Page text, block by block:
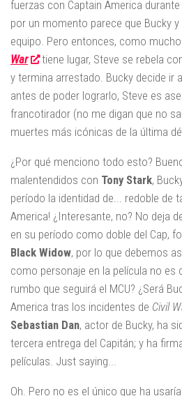
fuerzas con Captain America
por un momento parece que Bucky
equipo. Pero entonces, como
War
tiene lugar, Steve se rebela
y termina arrestado. Bucky decide ir
antes de poder lograrlo, Steve es
francotirador (no me digan que no
muertes más icónicas de la última
¿Por qué menciono todo esto?
malentendidos con Tony Stark,
período la identidad de... redoble de
America! ¿Interesante, no? No deja
en su período como doble del Cap,
Black Widow, por lo que debemos
como personaje en la película no es
rumbo que seguirá el MCU? ¿Será
America tras los incidentes de Civil
Sebastian Dan, actor de Bucky, ha
tercera entrega del Capitán; y ha
películas. Just saying...
Oh. Pero no es el único que ha